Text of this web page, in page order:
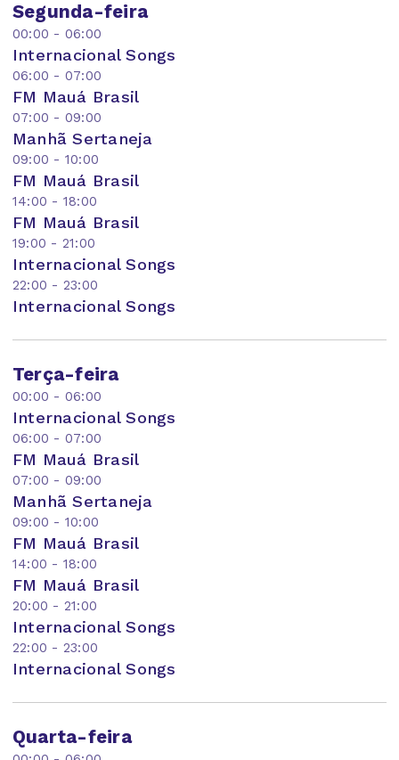
Segunda-feira
00:00 - 06:00
Internacional Songs
06:00 - 07:00
FM Mauá Brasil
07:00 - 09:00
Manhã Sertaneja
09:00 - 10:00
FM Mauá Brasil
14:00 - 18:00
FM Mauá Brasil
19:00 - 21:00
Internacional Songs
22:00 - 23:00
Internacional Songs
Terça-feira
00:00 - 06:00
Internacional Songs
06:00 - 07:00
FM Mauá Brasil
07:00 - 09:00
Manhã Sertaneja
09:00 - 10:00
FM Mauá Brasil
14:00 - 18:00
FM Mauá Brasil
20:00 - 21:00
Internacional Songs
22:00 - 23:00
Internacional Songs
Quarta-feira